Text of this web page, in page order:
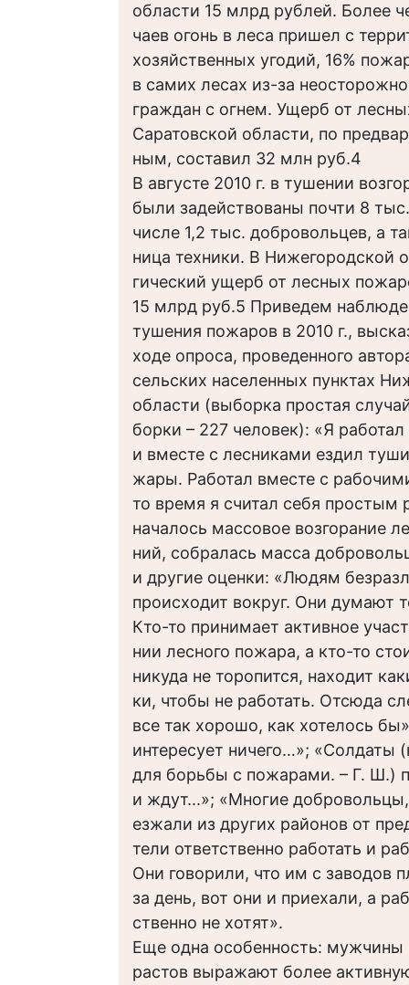
области 15 млрд рублей. Более
чаев огонь в леса пришел с
хозяйственных угодий, 16%
в самих лесах из-за
граждан с огнем. Ущерб от
Саратовской области, по
ным, составил 32 млн руб.4
В августе 2010 г. в тушении
были задействованы почти 8
числе 1,2 тыс. добровольцев, а
ница техники. В Нижегородской
гический ущерб от лесных
15 млрд руб.5 Приведем
тушения пожаров в 2010 г.,
ходе опроса, проведенного
сельских населенных пунктах
области (выборка простая
борки – 227 человек): «Я
и вместе с лесниками ездил
жары. Работал вместе с
то время я считал себя простым
началось массовое возгорание
ний, собралась масса
и другие оценки: «Людям
происходит вокруг. Они думают
Кто-то принимает активное
нии лесного пожара, а кто-то
никуда не торопится, находит
ки, чтобы не работать. Отсюда
все так хорошо, как хотелось
интересует ничего…»; «Солдаты
для борьбы с пожарами. – Г. Ш.)
и ждут...»; «Многие
езжали из других районов от
тели ответственно работать и
Они говорили, что им с заводов
за день, вот они и приехали, а
ственно не хотят».
Еще одна особенность: мужчины
растов выражают более